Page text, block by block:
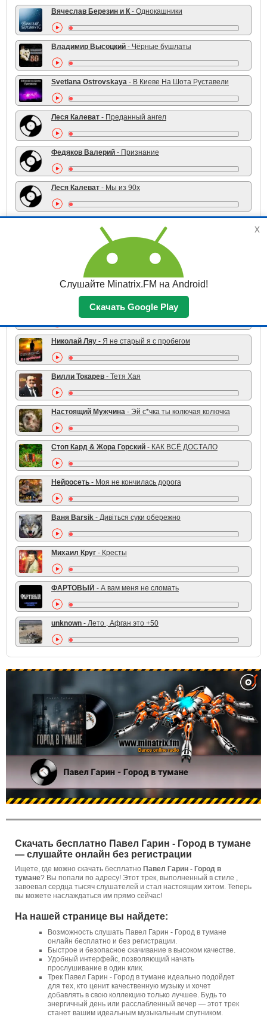
Вячеслав Березин и К - Однокашники
Владимир Высоцкий - Чёрные бушлаты
Svetlana Ostrovskaya - В Киеве На Шота Руставели
Леся Калеват - Преданный ангел
Федяков Валерий - Признание
Леся Калеват - Мы из 90х
TOP 10 жанра
- Бьют Славяне Друг Друга Бьют
Николай Ляу - Я не старый я с пробегом
Вилли Токарев - Тетя Хая
Настоящий Мужчина - Эй с*чка ты колючая колючка
Стоп Кард & Жора Горский - КАК ВСЁ ДОСТАЛО
Нейросеть - Моя не кончилась дорога
Ваня Barsik - Дивіться суки обережно
Михаил Круг - Кресты
ФАРТОВЫЙ - А вам меня не сломать
unknown - Лето , Афган это +50
Скачать бесплатно Павел Гарин - Город в тумане
— слушайте онлайн без регистрации
Ищете, где можно скачать бесплатно Павел Гарин - Город в
тумане? Вы попали по адресу! Этот трек, выполненный в стиле ,
завоевал сердца тысяч слушателей и стал настоящим хитом. Теперь
вы можете наслаждаться им прямо сейчас!
На нашей странице вы найдете:
Возможность слушать Павел Гарин - Город в тумане
онлайн бесплатно и без регистрации.
Быстрое и безопасное скачивание в высоком качестве.
Удобный интерфейс, позволяющий начать
прослушивание в один клик.
Трек Павел Гарин - Город в тумане идеально подойдет
для тех, кто ценит качественную музыку и хочет
добавлять в свою коллекцию только лучшее. Будь то
энергичный день или расслабленный вечер — этот трек
станет вашим идеальным музыкальным спутником.
Слушайте Minatrix.FM на Android!
Скачать Google Play
x